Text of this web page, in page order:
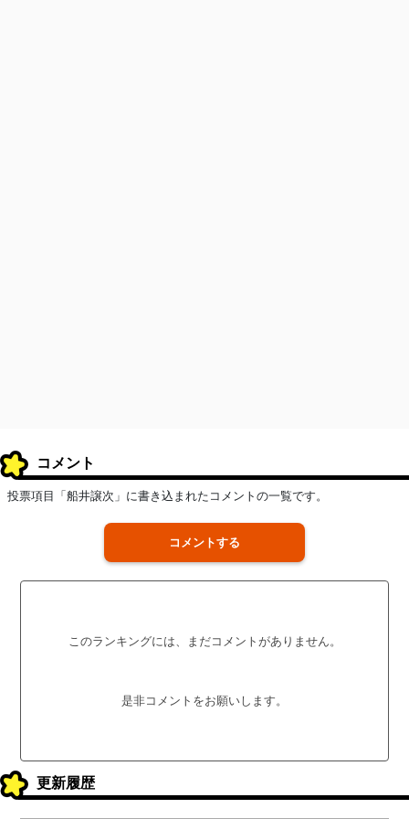
コメント
投票項目「船井譲次」に書き込まれたコメントの一覧です。
コメントする
このランキングには、まだコメントがありません。
是非コメントをお願いします。
更新履歴